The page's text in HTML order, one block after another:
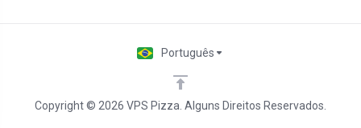
Copyright © 2026 VPS Pizza. Alguns Direitos Reservados.
Português